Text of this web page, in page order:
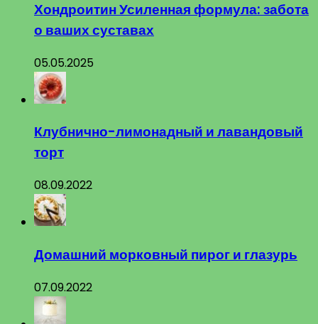
Хондроитин Усиленная формула: забота
о ваших суставах
05.05.2025
Клубнично-лимонадный и лавандовый
торт
08.09.2022
Домашний морковный пирог и глазурь
07.09.2022